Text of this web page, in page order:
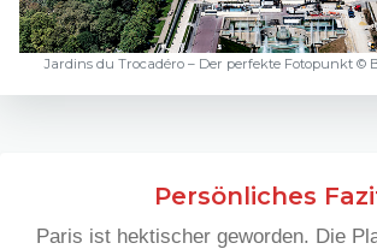
Jardins du Trocadéro – Der perfekte Fotopunkt ©
Persönliches
Paris ist hektischer geworden. Die